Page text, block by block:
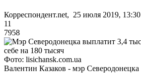
Корреспондент.net, 25 июля 2019, 13:30
11
7958
Фото: lisichansk.com.ua
Валентин Казаков - мэр Северодонецка